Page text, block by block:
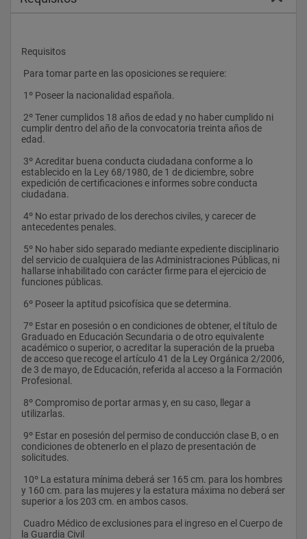
Requisitos
Para tomar parte en las oposiciones se requiere:
1º Poseer la nacionalidad española.
cumplir dentro del año de la convocatoria treinta años de
edad.
establecido en la Ley 68/1980, de 1 de diciembre, sobre
expedición de certificaciones e informes sobre conducta
ciudadana.
antecedentes penales.
del servicio de cualquiera de las Administraciones Públicas, ni
hallarse inhabilitado con carácter firme para el ejercicio de
funciones públicas.
6º Poseer la aptitud psicofísica que se determina.
Graduado en Educación Secundaria o de otro equivalente
académico o superior, o acreditar la superación de la prueba
de acceso que recoge el artículo 41 de la Ley Orgánica 2/2006,
de 3 de mayo, de Educación, referida al acceso a la Formación
Profesional.
utilizarlas.
condiciones de obtenerlo en el plazo de presentación de
solicitudes.
y 160 cm. para las mujeres y la estatura máxima no deberá ser
superior a los 203 cm. en ambos casos.
la Guardia Civil